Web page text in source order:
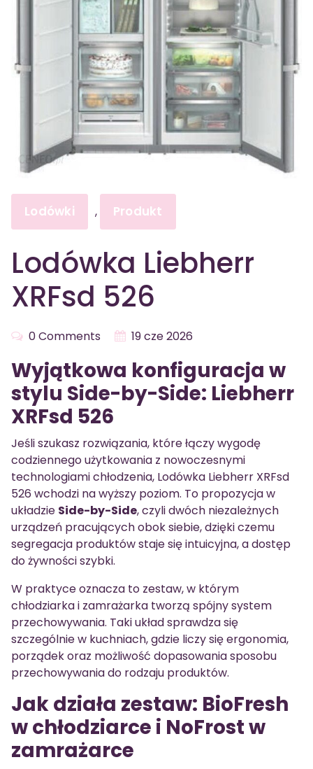
Lodówki , Produkt
Lodówka Liebherr
XRFsd 526
0 Comments 19 cze 2026
Wyjątkowa konfiguracja w
stylu Side-by-Side: Liebherr
XRFsd 526
Jeśli szukasz rozwiązania, które łączy wygodę
codziennego użytkowania z nowoczesnymi
technologiami chłodzenia, Lodówka Liebherr XRFsd
526 wchodzi na wyższy poziom. To propozycja w
układzie Side-by-Side, czyli dwóch niezależnych
urządzeń pracujących obok siebie, dzięki czemu
segregacja produktów staje się intuicyjna, a dostęp
do żywności szybki.
W praktyce oznacza to zestaw, w którym
chłodziarka i zamrażarka tworzą spójny system
przechowywania. Taki układ sprawdza się
szczególnie w kuchniach, gdzie liczy się ergonomia,
porządek oraz możliwość dopasowania sposobu
przechowywania do rodzaju produktów.
Jak działa zestaw: BioFresh
w chłodziarce i NoFrost w
zamrażarce